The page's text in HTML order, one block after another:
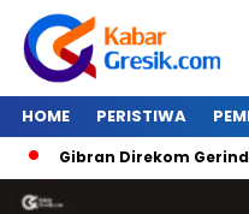
HOME PERISTIWA
Gibran Direkom